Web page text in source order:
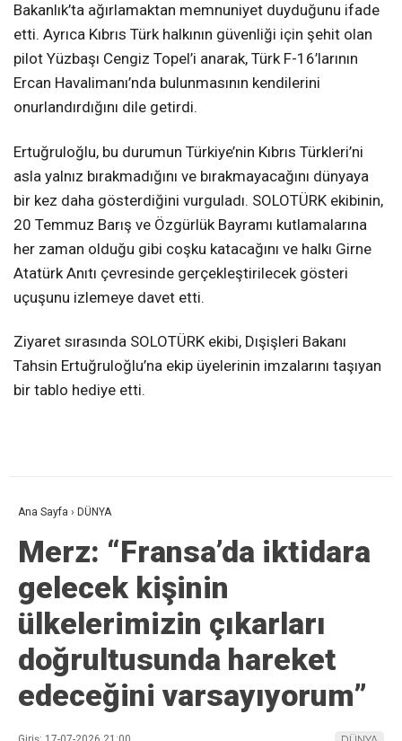
Bakanlık’ta ağırlamaktan memnuniyet duyduğunu ifade
etti. Ayrıca Kıbrıs Türk halkının güvenliği için şehit olan
pilot Yüzbaşı Cengiz Topel’i anarak, Türk F-16’larının
Ercan Havalimanı’nda bulunmasının kendilerini
onurlandırdığını dile getirdi.
Ertuğruloğlu, bu durumun Türkiye’nin Kıbrıs Türkleri’ni
asla yalnız bırakmadığını ve bırakmayacağını dünyaya
bir kez daha gösterdiğini vurguladı. SOLOTÜRK ekibinin,
20 Temmuz Barış ve Özgürlük Bayramı kutlamalarına
her zaman olduğu gibi coşku katacağını ve halkı Girne
Atatürk Anıtı çevresinde gerçekleştirilecek gösteri
uçuşunu izlemeye davet etti.
Ziyaret sırasında SOLOTÜRK ekibi, Dışişleri Bakanı
Tahsin Ertuğruloğlu’na ekip üyelerinin imzalarını taşıyan
bir tablo hediye etti.
Ana Sayfa › DÜNYA
Merz: “Fransa’da iktidara
gelecek kişinin
ülkelerimizin çıkarları
doğrultusunda hareket
edeceğini varsayıyorum”